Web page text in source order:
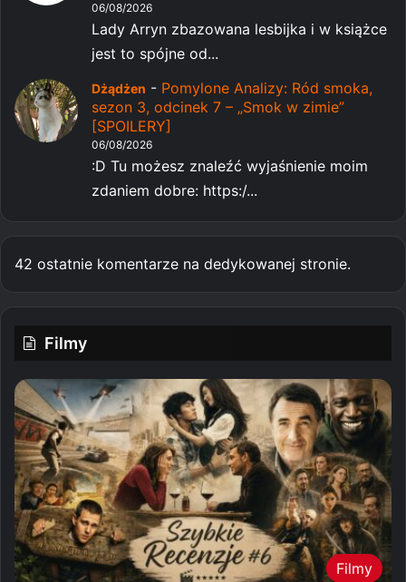
06/08/2026
Lady Arryn zbazowana lesbijka i w książce
jest to spójne od...
Dżądżen - Pomylone Analizy: Ród smoka,
sezon 3, odcinek 7 – „Smok w zimie”
[SPOILERY]
06/08/2026
:D Tu możesz znaleźć wyjaśnienie moim
zdaniem dobre: https:/...
42 ostatnie komentarze na dedykowanej stronie.
Filmy
Filmy